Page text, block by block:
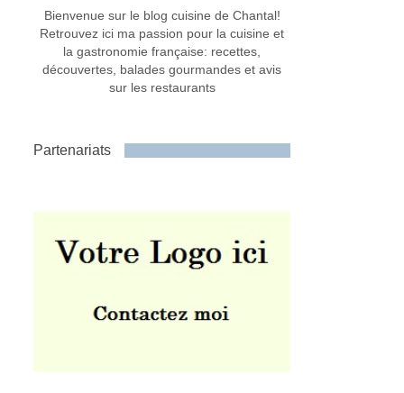
Bienvenue sur le blog cuisine de Chantal!
Retrouvez ici ma passion pour la cuisine et
la gastronomie française: recettes,
découvertes, balades gourmandes et avis
sur les restaurants
Partenariats